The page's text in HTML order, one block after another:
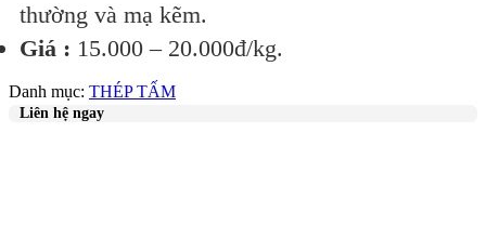
thường và mạ kẽm.
Giá : 15.000 – 20.000đ/kg.
Danh mục: THÉP TẤM
Liên hệ ngay